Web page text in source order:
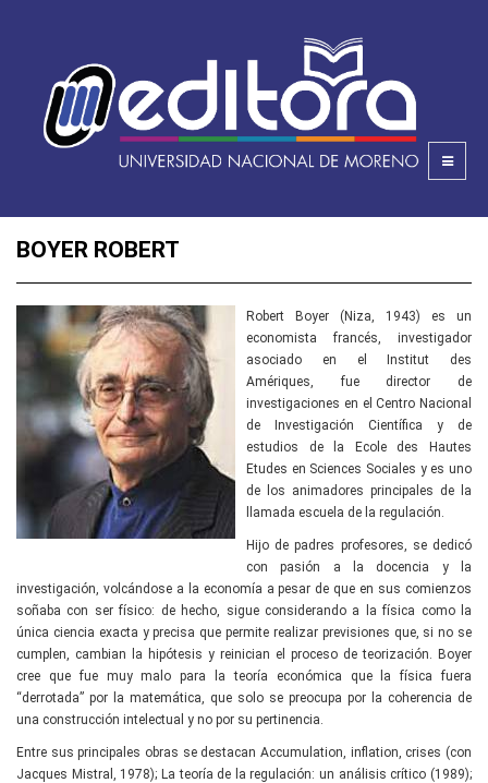
BOYER ROBERT
Robert Boyer (Niza, 1943) es un
economista francés, investigador
asociado en el Institut des
Amériques, fue director de
investigaciones en el Centro Nacional
de Investigación Científica y de
estudios de la Ecole des Hautes
Etudes en Sciences Sociales y es uno
de los animadores principales de la
llamada escuela de la regulación.
Hijo de padres profesores, se dedicó
con pasión a la docencia y la
investigación, volcándose a la economía a pesar de que en sus comienzos
soñaba con ser físico: de hecho, sigue considerando a la física como la
única ciencia exacta y precisa que permite realizar previsiones que, si no se
cumplen, cambian la hipótesis y reinician el proceso de teorización. Boyer
cree que fue muy malo para la teoría económica que la física fuera
“derrotada” por la matemática, que solo se preocupa por la coherencia de
una construcción intelectual y no por su pertinencia.
Entre sus principales obras se destacan Accumulation, inflation, crises (con
Jacques Mistral, 1978); La teoría de la regulación: un análisis crítico (1989);